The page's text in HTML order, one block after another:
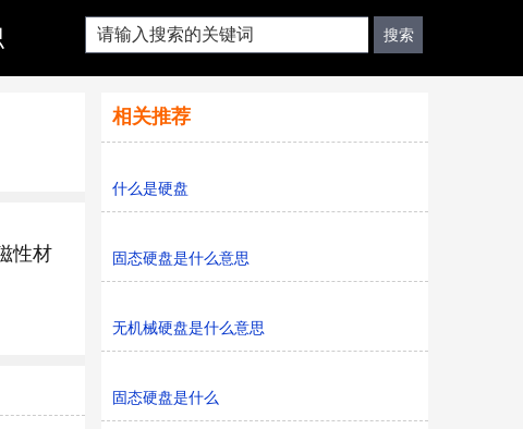
性材
相关推荐
什么是硬盘
固态硬盘是什么意思
无机械硬盘是什么意思
固态硬盘是什么